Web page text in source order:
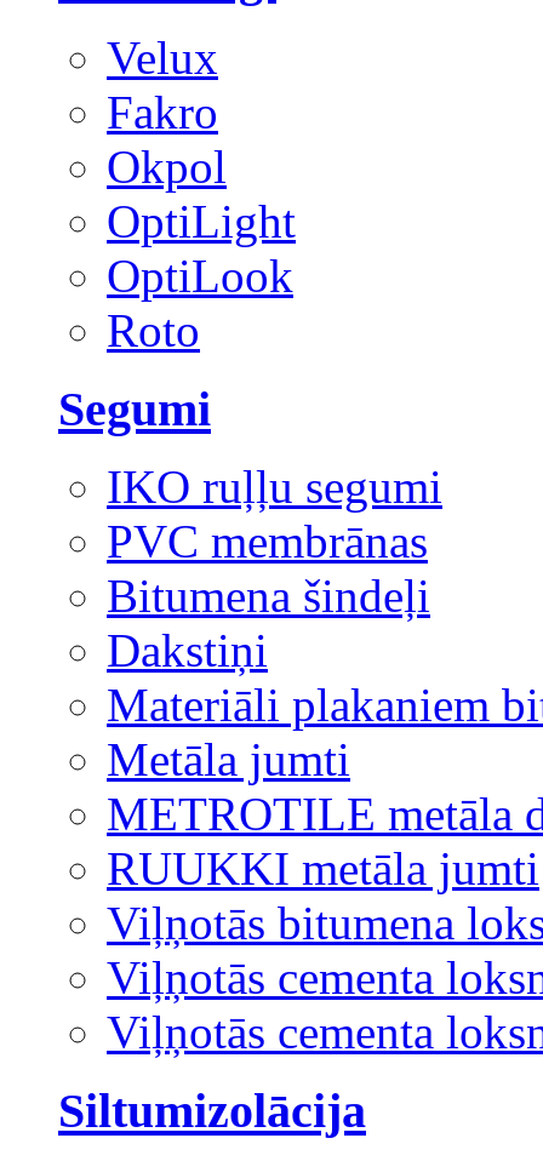
Velux
Fakro
Okpol
OptiLight
OptiLook
Roto
Segumi
IKO ruļļu segumi
PVC membrānas
Bitumena šindeļi
Dakstiņi
Materiāli plakaniem
Metāla jumti
METROTILE metāla
RUUKKI metāla jumti
Viļņotās bitumena
Viļņotās cementa
Viļņotās cementa
Siltumizolācija